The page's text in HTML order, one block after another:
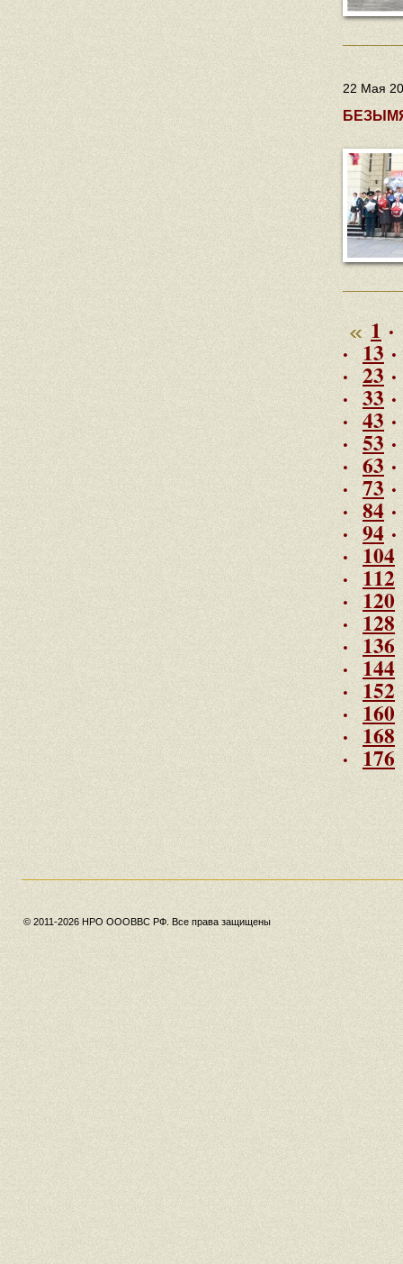
22 Мая
1 ·
· 13 ·
· 23 ·
· 33 ·
· 43 ·
· 53 ·
· 63 ·
· 73 ·
· 84 ·
· 94 ·
· 104
· 112
· 120
· 128
· 136
· 144
· 152
· 160
· 168
· 176
© 2011-2026 НРО ОООВВС РФ. Все права защищены